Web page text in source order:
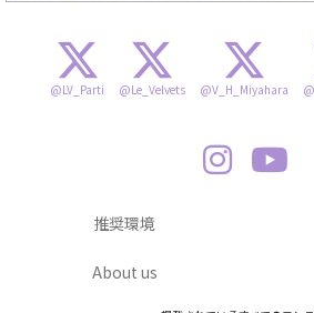
@LV_Parti @Le_Velvets @V_H_Miyahara
推奨環境
About us